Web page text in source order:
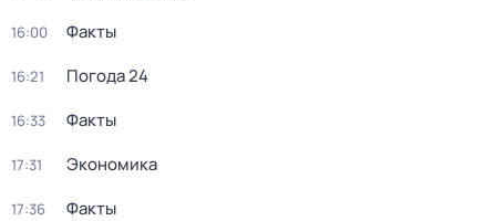
16:00 Факты
16:21 Погода 24
16:33 Факты
17:31 Экономика
17:36 Факты